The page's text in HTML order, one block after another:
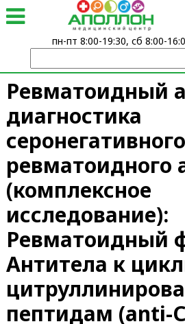
Ревматоидный
диагностика
серонегативного
ревматоидного
(комплексное
исследование):
Ревматоидный
Антитела к
пептидам (anti-
пн-пт 8:00-19:30, сб 8:00-